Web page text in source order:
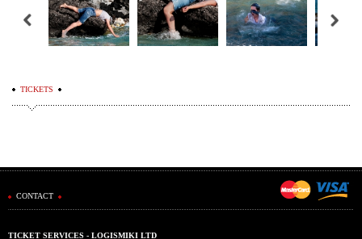
TICKETS
CONTACT
TICKET SERVICES - LOGISMIKI LTD